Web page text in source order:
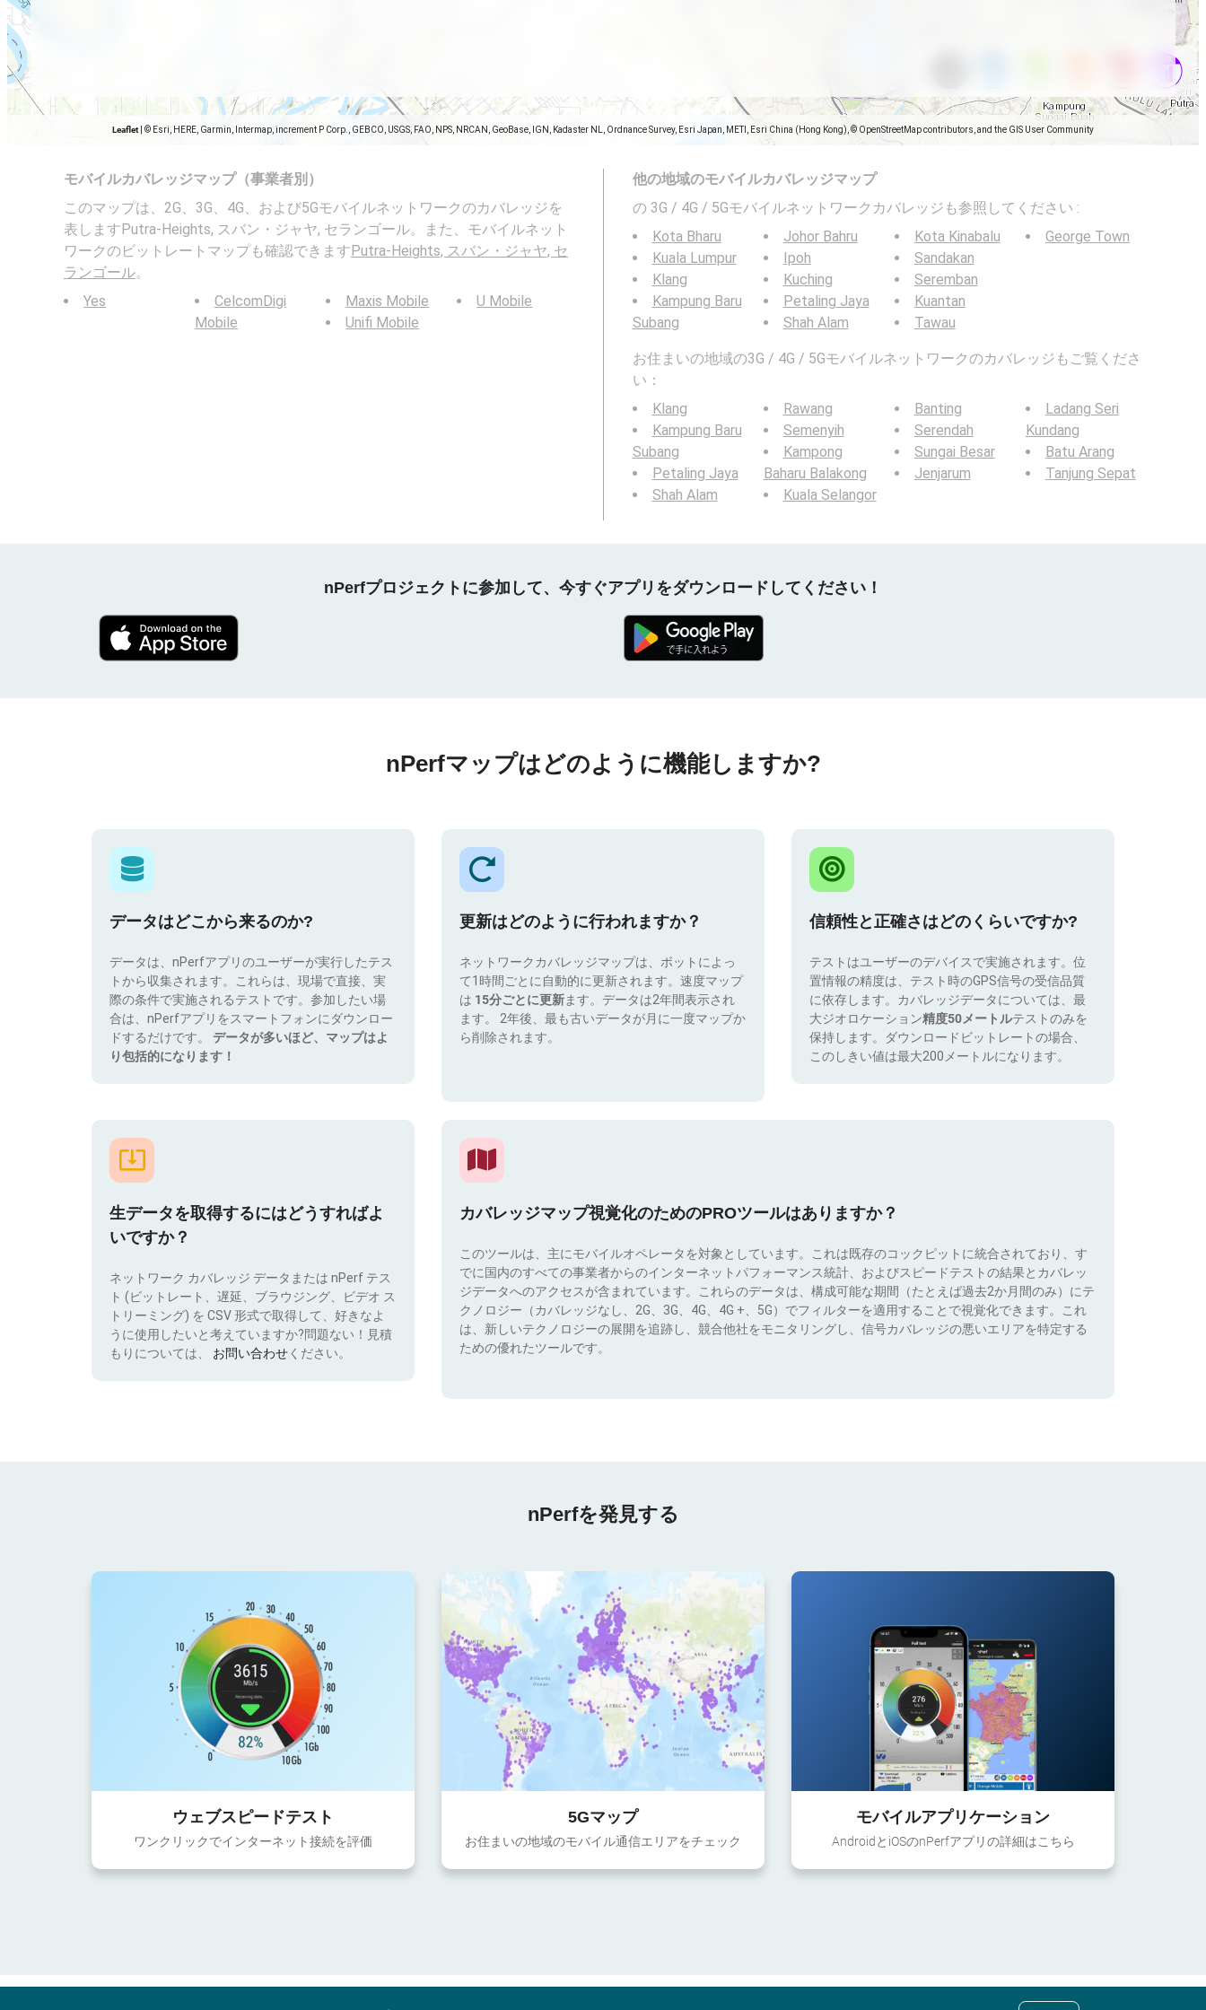
Leaflet © Esri, HERE, Garmin, Intermap, increment P Corp., GEBCO, USGS, FAO, NPS, NRCAN, GeoBase, IGN, Kadaster NL, Ordnance Survey, Esri Japan, METI, Esri China (Hong Kong), © OpenStreetMap contributors, and the GIS User Community
モバイルカバレッジマップ（事業者別）
このマップは、2G、3G、4G、および5Gモバイルネットワークのカバレッジを
表しますPutra-Heights, スバン・ジャヤ, セランゴール。また、モバイルネット
ワークのビットレートマップも確認できますPutra-Heights, スバン・ジャヤ, セ
ランゴール。
Yes
CelcomDigi
Mobile
Maxis Mobile
Unifi Mobile
U Mobile
他の地域のモバイルカバレッジマップ
の 3G / 4G / 5Gモバイルネットワークカバレッジも参照してください :
Kota Bharu
Kuala Lumpur
Klang
Kampung Baru
Subang
Johor Bahru
Ipoh
Kuching
Petaling Jaya
Shah Alam
Kota Kinabalu
Sandakan
Seremban
Kuantan
Tawau
George Town
お住まいの地域の3G / 4G / 5Gモバイルネットワークのカバレッジもご覧くださ
い：
Klang
Kampung Baru
Subang
Petaling Jaya
Shah Alam
Rawang
Semenyih
Kampong
Baharu Balakong
Kuala Selangor
Banting
Serendah
Sungai Besar
Jenjarum
Ladang Seri
Kundang
Batu Arang
Tanjung Sepat
nPerfプロジェクトに参加して、今すぐアプリをダウンロードしてください！
nPerfマップはどのように機能しますか?
データはどこから来るのか?
データは、nPerfアプリのユーザーが実行したテス
トから収集されます。これらは、現場で直接、実
際の条件で実施されるテストです。参加したい場
合は、nPerfアプリをスマートフォンにダウンロー
ドするだけです。 データが多いほど、マップはよ
り包括的になります！
更新はどのように行われますか？
ネットワークカバレッジマップは、ボットによっ
て1時間ごとに自動的に更新されます。速度マップ
は 15分ごとに更新ます。データは2年間表示され
ます。 2年後、最も古いデータが月に一度マップか
ら削除されます。
信頼性と正確さはどのくらいですか?
テストはユーザーのデバイスで実施されます。位
置情報の精度は、テスト時のGPS信号の受信品質
に依存します。カバレッジデータについては、最
大ジオロケーション精度50メートルテストのみを
保持します。ダウンロードビットレートの場合、
このしきい値は最大200メートルになります。
生データを取得するにはどうすればよ
いですか？
ネットワーク カバレッジ データまたは nPerf テス
ト (ビットレート、遅延、ブラウジング、ビデオ ス
トリーミング) を CSV 形式で取得して、好きなよ
うに使用したいと考えていますか?問題ない！見積
もりについては、 お問い合わせください。
カバレッジマップ視覚化のためのPROツールはありますか？
このツールは、主にモバイルオペレータを対象としています。これは既存のコックピットに統合されており、す
でに国内のすべての事業者からのインターネットパフォーマンス統計、およびスピードテストの結果とカバレッ
ジデータへのアクセスが含まれています。これらのデータは、構成可能な期間（たとえば過去2か月間のみ）にテ
クノロジー（カバレッジなし、2G、3G、4G、4G +、5G）でフィルターを適用することで視覚化できます。これ
は、新しいテクノロジーの展開を追跡し、競合他社をモニタリングし、信号カバレッジの悪いエリアを特定する
ための優れたツールです。
nPerfを発見する
ウェブスピードテスト
ワンクリックでインターネット接続を評価
5Gマップ
お住まいの地域のモバイル通信エリアをチェック
モバイルアプリケーション
AndroidとiOSのnPerfアプリの詳細はこちら